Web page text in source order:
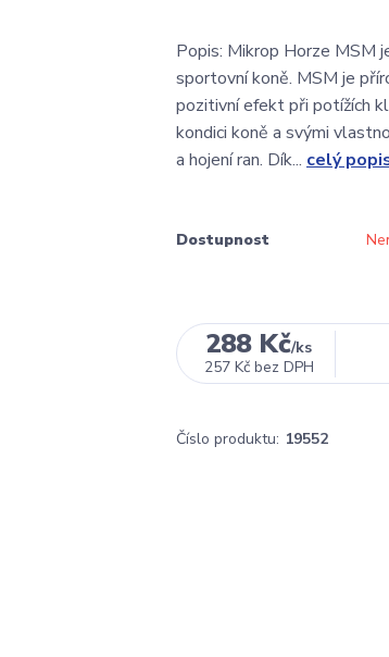
Popis: Mikrop Horze MSM
sportovní koně. MSM je
pozitivní efekt při potížích
kondici koně a svými
a hojení ran. Dík... celý
Dostupnost
288 Kč/ks
257 Kč bez DPH
Číslo produktu: 19552